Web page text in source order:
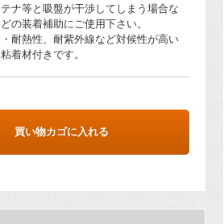
テナ等と吸盤が干渉してしまう場合な
どの装着補助にご使用下さい。
・耐熱性、耐紫外線など対候性が高い
粘着材付きです。
買い物カゴに入れる